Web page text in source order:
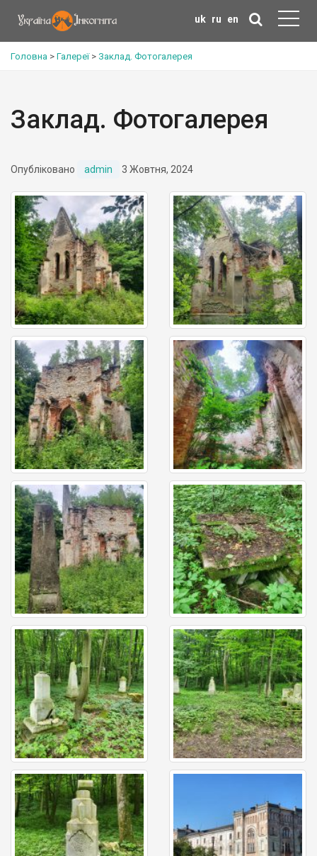
uk ru en
Головна > Галереї> Заклад. Фотогалерея
Заклад. Фотогалерея
Опубліковано admin 3 Жовтня, 2024